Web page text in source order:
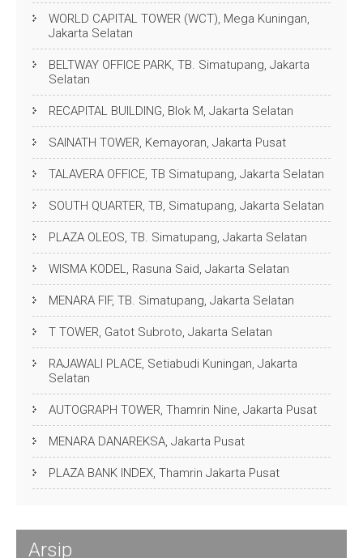
WORLD CAPITAL TOWER (WCT), Mega Kuningan,
Jakarta Selatan
BELTWAY OFFICE PARK, TB. Simatupang, Jakarta
Selatan
RECAPITAL BUILDING, Blok M, Jakarta Selatan
SAINATH TOWER, Kemayoran, Jakarta Pusat
TALAVERA OFFICE, TB Simatupang, Jakarta Selatan
SOUTH QUARTER, TB, Simatupang, Jakarta Selatan
PLAZA OLEOS, TB. Simatupang, Jakarta Selatan
WISMA KODEL, Rasuna Said, Jakarta Selatan
MENARA FIF, TB. Simatupang, Jakarta Selatan
T TOWER, Gatot Subroto, Jakarta Selatan
RAJAWALI PLACE, Setiabudi Kuningan, Jakarta
Selatan
AUTOGRAPH TOWER, Thamrin Nine, Jakarta Pusat
MENARA DANAREKSA, Jakarta Pusat
PLAZA BANK INDEX, Thamrin Jakarta Pusat
Arsip